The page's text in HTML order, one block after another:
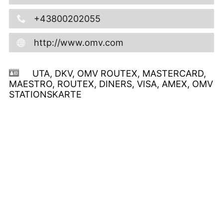
+43800202055
http://www.omv.com
UTA, DKV, OMV ROUTEX, MASTERCARD,
MAESTRO, ROUTEX, DINERS, VISA, AMEX, OMV
STATIONSKARTE